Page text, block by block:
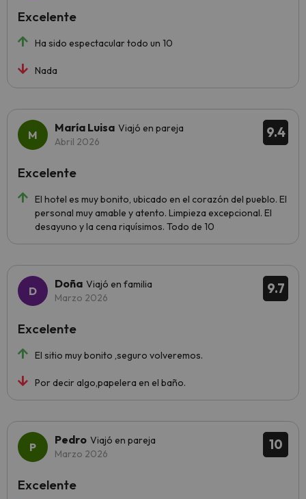
Ha sido espectacular todo un 10
Nada
Excelente
9.4
María Luisa Viajó en pareja
Abril 2026
El hotel es muy bonito, ubicado en el corazón del pueblo. El
personal muy amable y atento. Limpieza excepcional. El
desayuno y la cena riquísimos. Todo de 10
Excelente
9.7
Doña Viajó en familia
Marzo 2026
El sitio muy bonito ,seguro volveremos.
Por decir algo,papelera en el baño.
Excelente
10
Pedro Viajó en pareja
Marzo 2026
Excelente